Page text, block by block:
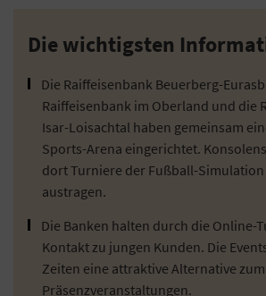
Die wichtigsten
Die Raiffeisenbank Beuerberg-
Raiffeisenbank im Oberland und die
Isar-Loisachtal haben gemeinsam
Sports-Arena eingerichtet.
dort Turniere der Fußball-Simulation
austragen.
Die Banken halten durch die Online-
Kontakt zu jungen Kunden. Die
Zeiten eine attraktive Alternative
Präsenzveranstaltungen.